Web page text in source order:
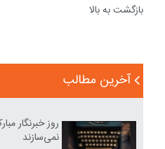
بازگشت به بالا
آخرین مطالب
روز خبرنگار
نمی‌سازند